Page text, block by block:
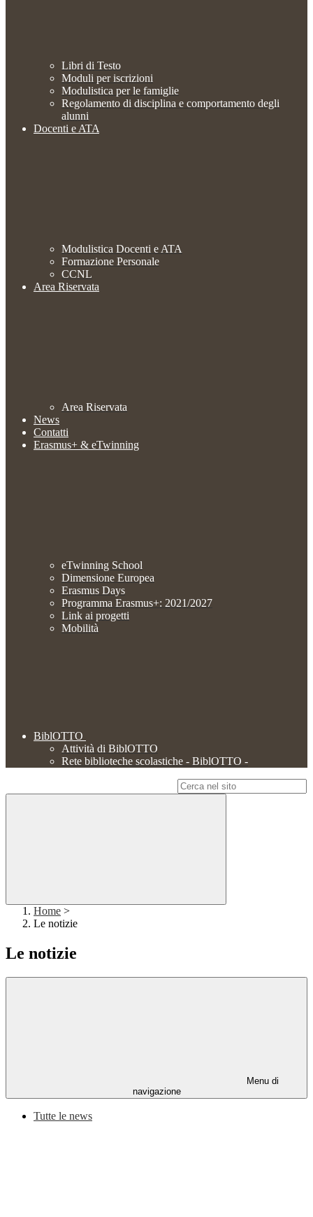
Libri di Testo
Moduli per iscrizioni
Modulistica per le famiglie
Regolamento di disciplina e comportamento degli
alunni
Docenti e ATA
Modulistica Docenti e ATA
Formazione Personale
CCNL
Area Riservata
Area Riservata
News
Contatti
Erasmus+ & eTwinning
eTwinning School
Dimensione Europea
Erasmus Days
Programma Erasmus+: 2021/2027
Link ai progetti
Mobilità
BiblOTTO
Attività di BiblOTTO
Rete biblioteche scolastiche - BiblOTTO -
Home >
Le notizie
Le notizie
Menu di
navigazione
Tutte le news